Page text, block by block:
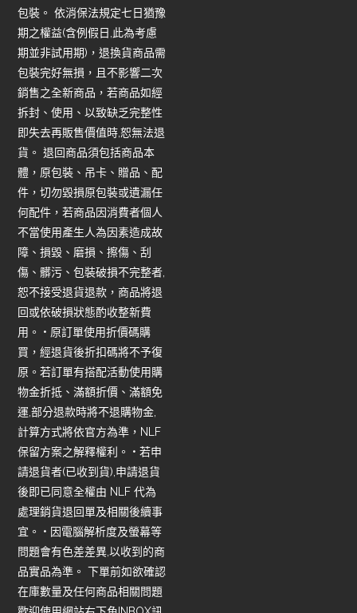
包裝。 依消保法規定七日猶豫
期之權益(含例假日,此為考慮
期並非試用期)，退換貨商品需
包裝完好無損，且不影響二次
銷售之全新商品，若商品如經
拆封、使用、以致缺乏完整性
即失去再販售價值時,恕無法退
貨。 退回商品須包括商品本
體，原包裝、吊卡、贈品、配
件，切勿毀損原包裝或遺漏任
何配件，若商品因消費者個人
不當使用產生人為因素造成故
障、損毀、磨損、擦傷、刮
傷、髒污、包裝破損不完整者,
恕不接受退貨退款，商品將退
回或依破損狀態酌收整新費
用。 • 原訂單使用折價碼購
買，經退貨後折扣碼將不予復
原。若訂單有搭配活動使用購
物金折抵、滿額折價、滿額免
運,部分退款時將不退購物金,
計算方式將依官方為準，NLF
保留方案之解釋權利。 • 若申
請退貨者(已收到貨),申請退貨
後即已同意全權由 NLF 代為
處理銷貨退回單及相關後續事
宜。 • 因電腦解析度及螢幕等
問題會有色差差異,以收到的商
品實品為準。 下單前如欲確認
在庫數量及任何商品相關問題